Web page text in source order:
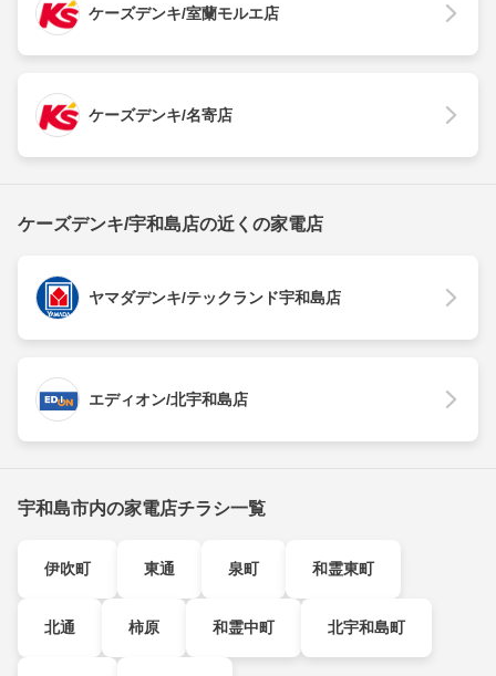
ケーズデンキ/室蘭モルエ店
ケーズデンキ/名寄店
ケーズデンキ/宇和島店の近くの家電店
ヤマダデンキ/テックランド宇和島店
エディオン/北宇和島店
宇和島市内の家電店チラシ一覧
伊吹町 東通 泉町 和霊東町
北通 柿原 和霊中町 北宇和島町